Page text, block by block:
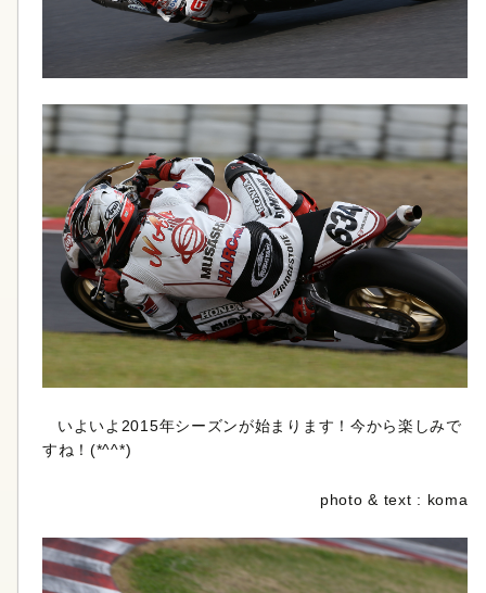
いよいよ2015年シーズンが始まります！今から楽しみで
すね！(*^^*)
photo & text : koma